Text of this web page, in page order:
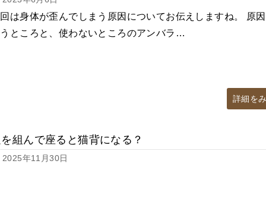
は身体が歪んでしまう原因についてお伝えしますね。 原
ところと、使わないところのアンバラ…
詳細を
組んで座ると猫背になる？
2025年11月30日